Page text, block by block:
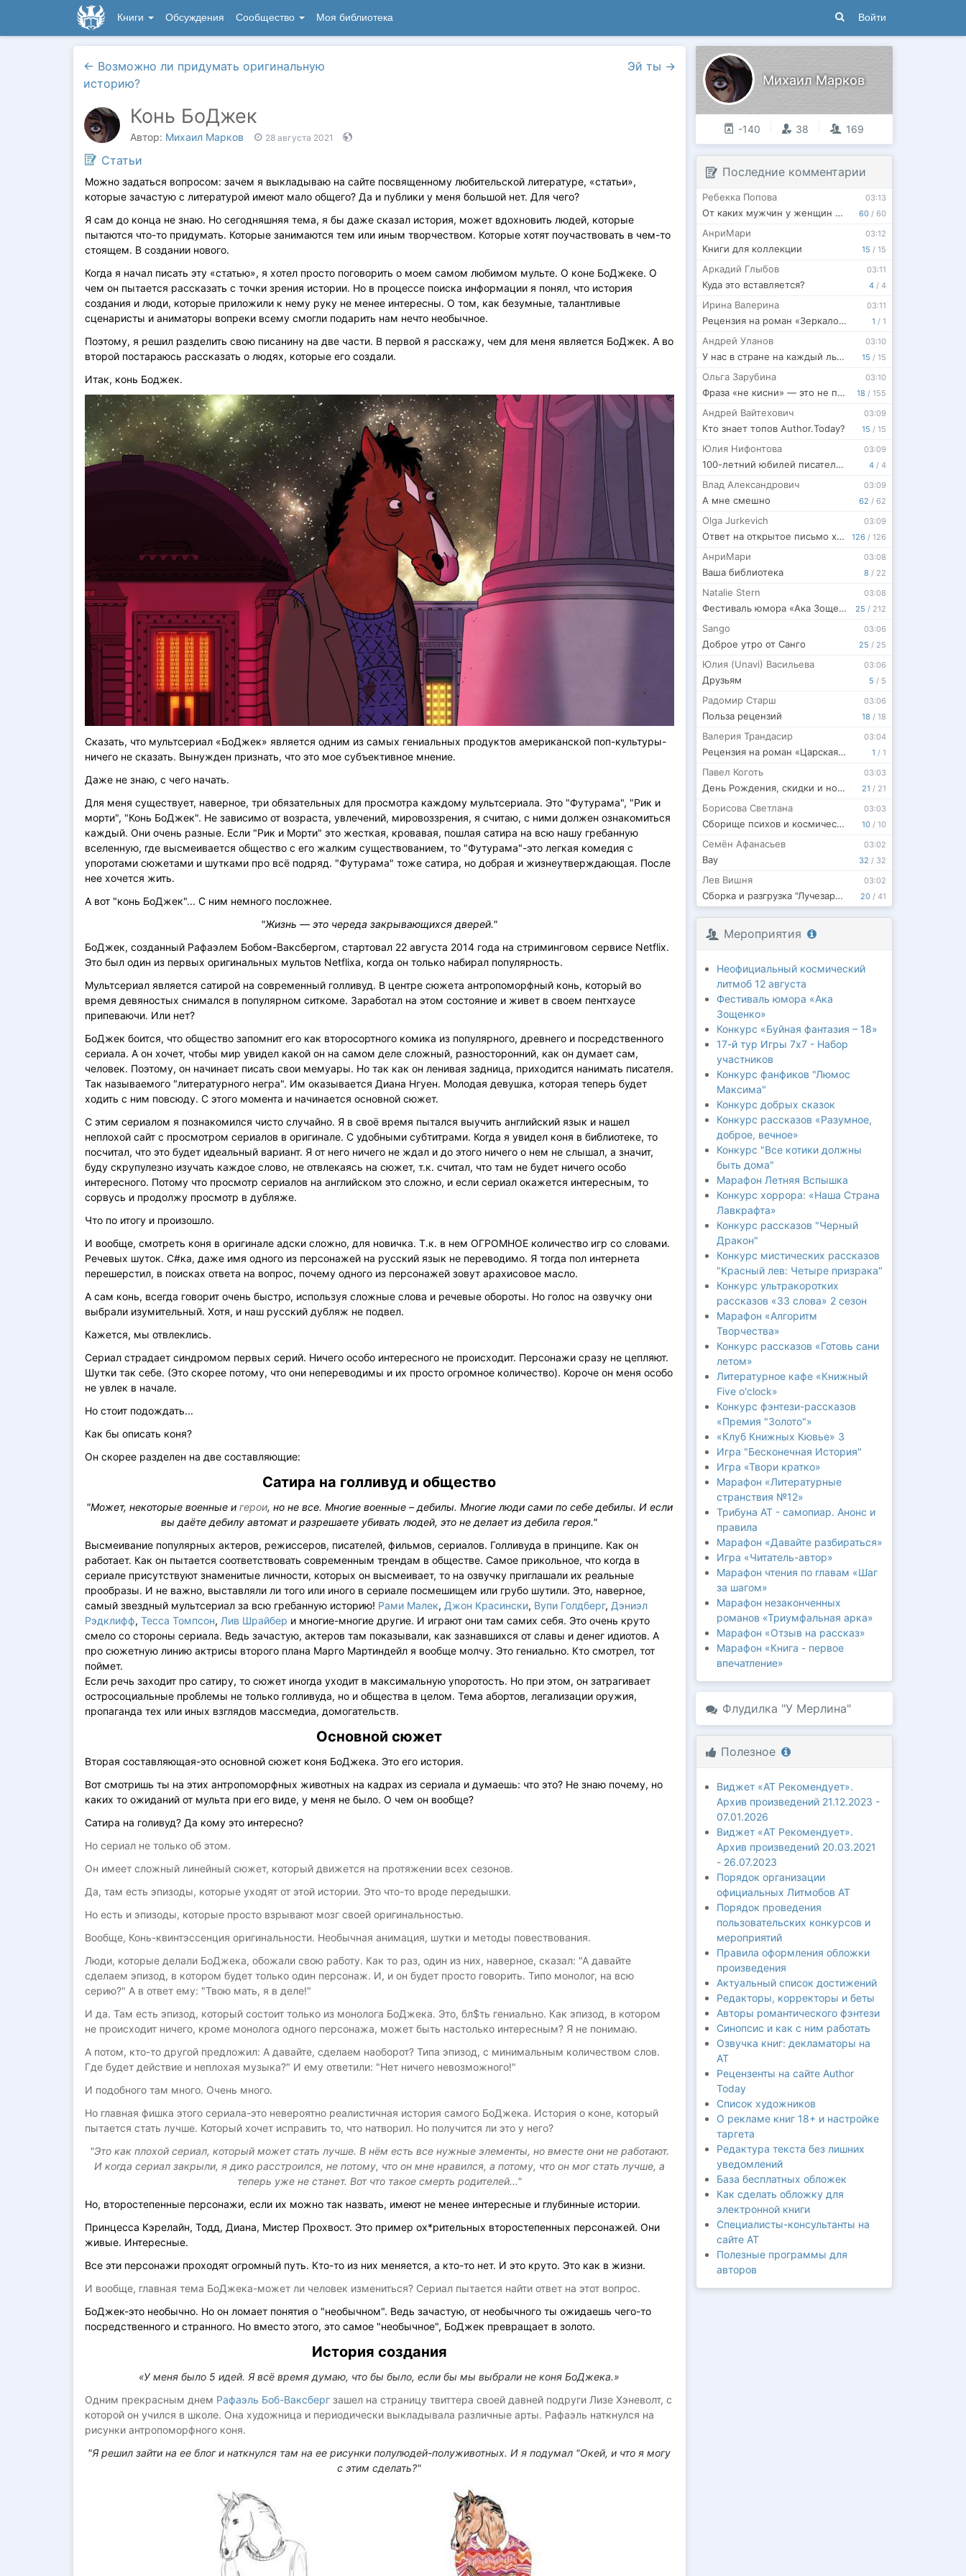
Книги Обсуждения Сообщество Моя библиотека Войти
← Возможно ли придумать оригинальную
историю?
Эй ты →
Конь БоДжек
Автор: Михаил Марков 28 августа 2021
Статьи
Можно задаться вопросом: зачем я выкладываю на сайте посвященному любительской литературе, «статьи»,
которые зачастую с литературой имеют мало общего? Да и публики у меня большой нет. Для чего?
Я сам до конца не знаю. Но сегодняшняя тема, я бы даже сказал история, может вдохновить людей, которые
пытаются что-то придумать. Которые занимаются тем или иным творчеством. Которые хотят поучаствовать в чем-то
стоящем. В создании нового.
Когда я начал писать эту «статью», я хотел просто поговорить о моем самом любимом мульте. О коне БоДжеке. О
чем он пытается рассказать с точки зрения истории. Но в процессе поиска информации я понял, что история
создания и люди, которые приложили к нему руку не менее интересны. О том, как безумные, талантливые
сценаристы и аниматоры вопреки всему смогли подарить нам нечто необычное.
Поэтому, я решил разделить свою писанину на две части. В первой я расскажу, чем для меня является БоДжек. А во
второй постараюсь рассказать о людях, которые его создали.
Итак, конь Боджек.
Сказать, что мультсериал «БоДжек» является одним из самых гениальных продуктов американской поп-культуры-
ничего не сказать. Вынужден признать, что это мое субъективное мнение.
Даже не знаю, с чего начать.
Для меня существует, наверное, три обязательных для просмотра каждому мультсериала. Это "Футурама", "Рик и
морти", "Конь БоДжек". Не зависимо от возраста, увлечений, мировоззрения, я считаю, с ними должен ознакомиться
каждый. Они очень разные. Если "Рик и Морти" это жесткая, кровавая, пошлая сатира на всю нашу гребанную
вселенную, где высмеивается общество с его жалким существованием, то "Футурама"-это легкая комедия с
упоротами сюжетами и шутками про всё подряд. "Футурама" тоже сатира, но добрая и жизнеутверждающая. После
нее хочется жить.
А вот "конь БоДжек"... С ним немного посложнее.
"Жизнь — это череда закрывающихся дверей."
БоДжек, созданный Рафаэлем Бобом-Ваксбергом, стартовал 22 августа 2014 года на стриминговом сервисе Netflix.
Это был один из первых оригинальных мультов Netflixа, когда он только набирал популярность.
Мультсериал является сатирой на современный голливуд. В центре сюжета антропоморфный конь, который во
время девяностых снимался в популярном ситкоме. Заработал на этом состояние и живет в своем пентхаусе
припеваючи. Или нет?
БоДжек боится, что общество запомнит его как второсортного комика из популярного, древнего и посредственного
сериала. А он хочет, чтобы мир увидел какой он на самом деле сложный, разносторонний, как он думает сам,
человек. Поэтому, он начинает писать свои мемуары. Но так как он ленивая задница, приходится нанимать писателя.
Так называемого "литературного негра". Им оказывается Диана Нгуен. Молодая девушка, которая теперь будет
ходить с ним повсюду. С этого момента и начинается основной сюжет.
С этим сериалом я познакомился чисто случайно. Я в своё время пытался выучить английский язык и нашел
неплохой сайт с просмотром сериалов в оригинале. С удобными субтитрами. Когда я увидел коня в библиотеке, то
посчитал, что это будет идеальный вариант. Я от него ничего не ждал и до этого ничего о нем не слышал, а значит,
буду скрупулезно изучать каждое слово, не отвлекаясь на сюжет, т.к. считал, что там не будет ничего особо
интересного. Потому что просмотр сериалов на английском это сложно, и если сериал окажется интересным, то
сорвусь и продолжу просмотр в дубляже.
Что по итогу и произошло.
И вообще, смотреть коня в оригинале адски сложно, для новичка. Т.к. в нем ОГРОМНОЕ количество игр со словами.
Речевых шуток. С#ка, даже имя одного из персонажей на русский язык не переводимо. Я тогда пол интернета
перешерстил, в поисках ответа на вопрос, почему одного из персонажей зовут арахисовое масло.
А сам конь, всегда говорит очень быстро, используя сложные слова и речевые обороты. Но голос на озвучку они
выбрали изумительный. Хотя, и наш русский дубляж не подвел.
Кажется, мы отвлеклись.
Сериал страдает синдромом первых серий. Ничего особо интересного не происходит. Персонажи сразу не цепляют.
Шутки так себе. (Это скорее потому, что они непереводимы и их просто огромное количество). Короче он меня особо
не увлек в начале.
Но стоит подождать...
Как бы описать коня?
Он скорее разделен на две составляющие:
Сатира на голливуд и общество
"Может, некоторые военныеи герои, но не все. Многие военные – дебилы. Многие люди сами по себе дебилы. И если
вы даёте дебилу автомат и разрешаете убивать людей, это не делает из дебила героя."
Высмеивание популярных актеров, режиссеров, писателей, фильмов, сериалов. Голливуда в принципе. Как он
работает. Как он пытается соответствовать современным трендам в обществе. Самое прикольное, что когда в
сериале присутствуют знаменитые личности, которых он высмеивает, то на озвучку приглашали их реальные
прообразы. И не важно, выставляли ли того или иного в сериале посмешищем или грубо шутили. Это, наверное,
самый звездный мультсериал за всю гребанную историю! Рами Малек, Джон Красински, Вупи Голдберг, Дэниэл
Рэдклифф, Тесса Томпсон, Лив Шрайбер и многие-многие другие. И играют они там самих себя. Это очень круто
смело со стороны сериала. Ведь зачастую, актеров там показывали, как зазнавшихся от славы и денег идиотов. А
про сюжетную линию актрисы второго плана Марго Мартиндейл я вообще молчу. Это гениально. Кто смотрел, тот
поймет.
Если речь заходит про сатиру, то сюжет иногда уходит в максимальную упоротость. Но при этом, он затрагивает
остросоциальные проблемы не только голливуда, но и общества в целом. Тема абортов, легализации оружия,
пропаганда тех или иных взглядов массмедиа, домогательств.
Основной сюжет
Вторая составляющая-это основной сюжет коня БоДжека. Это его история.
Вот смотришь ты на этих антропоморфных животных на кадрах из сериала и думаешь: что это? Не знаю почему, но
каких то ожиданий от мульта при его виде, у меня не было. О чем он вообще?
Сатира на голивуд? Да кому это интересно?
Но сериал не только об этом.
Он имеет сложный линейный сюжет, который движется на протяжении всех сезонов.
Да, там есть эпизоды, которые уходят от этой истории. Это что-то вроде передышки.
Но есть и эпизоды, которые просто взрывают мозг своей оригинальностью.
Вообще, Конь-квинтэссенция оригинальности. Необычная анимация, шутки и методы повествования.
Люди, которые делали БоДжека, обожали свою работу. Как то раз, один из них, наверное, сказал: "А давайте
сделаем эпизод, в котором будет только один персонаж. И, и он будет просто говорить. Типо монолог, на всю
серию?" А в ответ ему: "Твою мать, я в деле!"
И да. Там есть эпизод, который состоит только из монолога БоДжека. Это, бл$ть гениально. Как эпизод, в котором
не происходит ничего, кроме монолога одного персонажа, может быть настолько интересным? Я не понимаю.
А потом, кто-то другой предложил: А давайте, сделаем наоборот? Типа эпизод, с минимальным количеством слов.
Где будет действие и неплохая музыка?" И ему ответили: "Нет ничего невозможного!"
И подобного там много. Очень много.
Но главная фишка этого сериала-это невероятно реалистичная история самого БоДжека. История о коне, который
пытается стать лучше. Который хочет исправить то, что натворил. Но получится ли это у него?
"Это как плохой сериал, который может стать лучше. В нём есть все нужные элементы, но вместе они не работают.
И когда сериал закрыли, я дико расстроился, не потому, что он мне нравился, а потому, что он мог стать лучше, а
теперь уже не станет. Вот что такое смерть родителей..."
Но, второстепенные персонажи, если их можно так назвать, имеют не менее интересные и глубинные истории.
Принцесса Кэрелайн, Тодд, Диана, Мистер Прохвост. Это пример ох*рительных второстепенных персонажей. Они
живые. Интересные.
Все эти персонажи проходят огромный путь. Кто-то из них меняется, а кто-то нет. И это круто. Это как в жизни.
И вообще, главная тема БоДжека-может ли человек измениться? Сериал пытается найти ответ на этот вопрос.
БоДжек-это необычно. Но он ломает понятия о "необычном". Ведь зачастую, от необычного ты ожидаешь чего-то
посредственного и странного. Но вместо этого, это самое "необычное", БоДжек превращает в золото.
История создания
«У меня было 5 идей. Я всё время думаю, что бы было, если бы мы выбрали не коня БоДжека.»
Одним прекрасным днем Рафаэль Боб-Ваксберг зашел на страницу твиттера своей давней подруги Лизе Хэневолт, с
которой он учился в школе. Она художница и периодически выкладывала различные арты. Рафаэль наткнулся на
рисунки антропоморфного коня.
"Я решил зайти на ее блог и наткнулся там на ее рисунки полулюдей-полуживотных. И я подумал "Окей, и что я могу
с этим сделать?"
Михаил Марков
-140 38 169
Последние комментарии
60 / 60
03:13
Ребекка Попова
От каких мужчин у женщин сносит крышу
15 / 15
03:12
АнриМари
Книги для коллекции
4 / 4
03:11
Аркадий Глыбов
Куда это вставляется?
1 / 1
03:11
Ирина Валерина
Рецензия на роман «Зеркало для Снежной королевы»
15 / 15
03:10
Андрей Уланов
У нас в стране на каждый лье. По сто шпионов Ришелье
18 / 155
03:10
Ольга Зарубина
Фраза «не кисни» — это не поддержка
15 / 15
03:09
Андрей Вайтехович
Кто знает топов Author.Today?
4 / 4
03:09
Юлия Нифонтова
100-летний юбилей писателя-водолаза Анатолия Соболева объединил литераторов от Крыма до Сибири, фото
62 / 62
03:09
Влад Александрович
А мне смешно
126 / 126
03:09
Olga Jurkevich
Ответ на открытое письмо хейтеру
8 / 22
03:08
АнриМари
Ваша библиотека
25 / 212
03:08
Natalie Stern
Фестиваль юмора «Ака Зощенко»
25 / 25
03:06
Sango
Доброе утро от Санго
5 / 5
03:06
Юлия (Unavi) Васильева
Друзьям
18 / 18
03:06
Радомир Старш
Польза рецензий
1 / 1
03:04
Валерия Трандасир
Рецензия на роман «Царская невеста. Я попала!»
21 / 21
03:03
Павел Коготь
День Рождения, скидки и новая книжка!
10 / 10
03:03
Борисова Светлана
Сборище психов и космический корабль
32 / 32
03:02
Семён Афанасьев
Вау
20 / 41
03:02
Лев Вишня
Сборка и разгрузка "Лучезарного"
Мероприятия
Неофициальный космический
литмоб 12 августа
Фестиваль юмора «Ака
Зощенко»
Конкурс «Буйная фантазия – 18»
17-й тур Игры 7х7 - Набор
участников
Конкурс фанфиков "Люмос
Максима"
Конкурс добрых сказок
Конкурс рассказов «Разумное,
доброе, вечное»
Конкурс "Все котики должны
быть дома"
Марафон Летняя Вспышка
Конкурс хоррора: «Наша Страна
Лавкрафта»
Конкурс рассказов "Черный
Дракон"
Конкурс мистических рассказов
"Красный лев: Четыре призрака"
Конкурс ультракоротких
рассказов «33 слова» 2 сезон
Марафон «Алгоритм
Творчества»
Конкурс рассказов «Готовь сани
летом»
Литературное кафе «Книжный
Five o'clock»
Конкурс фэнтези-рассказов
«Премия "Золото"»
«Клуб Книжных Кювье» 3
Игра "Бесконечная История"
Игра «Твори кратко»
Марафон «Литературные
странствия №12»
Трибуна АТ - самопиар. Анонс и
правила
Марафон «Давайте разбираться»
Игра «Читатель-автор»
Марафон чтения по главам «Шаг
за шагом»
Марафон незаконченных
романов «Триумфальная арка»
Марафон «Отзыв на рассказ»
Марафон «Книга - первое
впечатление»
Флудилка "У Мерлина"
Полезное
Виджет «АТ Рекомендует».
Архив произведений 21.12.2023 -
07.01.2026
Виджет «АТ Рекомендует».
Архив произведений 20.03.2021
- 26.07.2023
Порядок организации
официальных Литмобов АТ
Порядок проведения
пользовательских конкурсов и
мероприятий
Правила оформления обложки
произведения
Актуальный список достижений
Редакторы, корректоры и беты
Авторы романтического фэнтези
Синопсис и как с ним работать
Озвучка книг: декламаторы на
АТ
Рецензенты на сайте Author
Today
Список художников
О рекламе книг 18+ и настройке
таргета
Редактура текста без лишних
уведомлений
База бесплатных обложек
Как сделать обложку для
электронной книги
Специалисты-консультанты на
сайте АТ
Полезные программы для
авторов